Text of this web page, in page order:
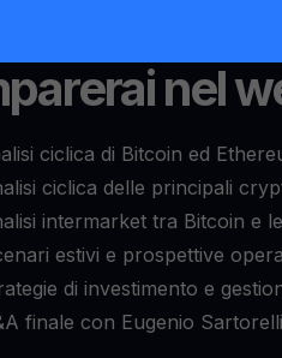
l’estate con chiarezza
nel
ciclica di Bitcoin ed
ciclica delle principali
intermarket tra Bitcoin e
estivi e prospettive
di investimento e
finale con Eugenio Sartorelli